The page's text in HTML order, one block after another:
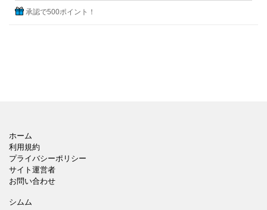
承認で500ポイント！
ホーム
利用規約
プライバシーポリシー
サイト運営者
お問い合わせ
シムム